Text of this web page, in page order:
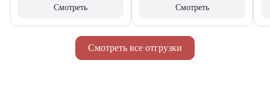
Смотреть все отгрузки
Смотреть Смотреть